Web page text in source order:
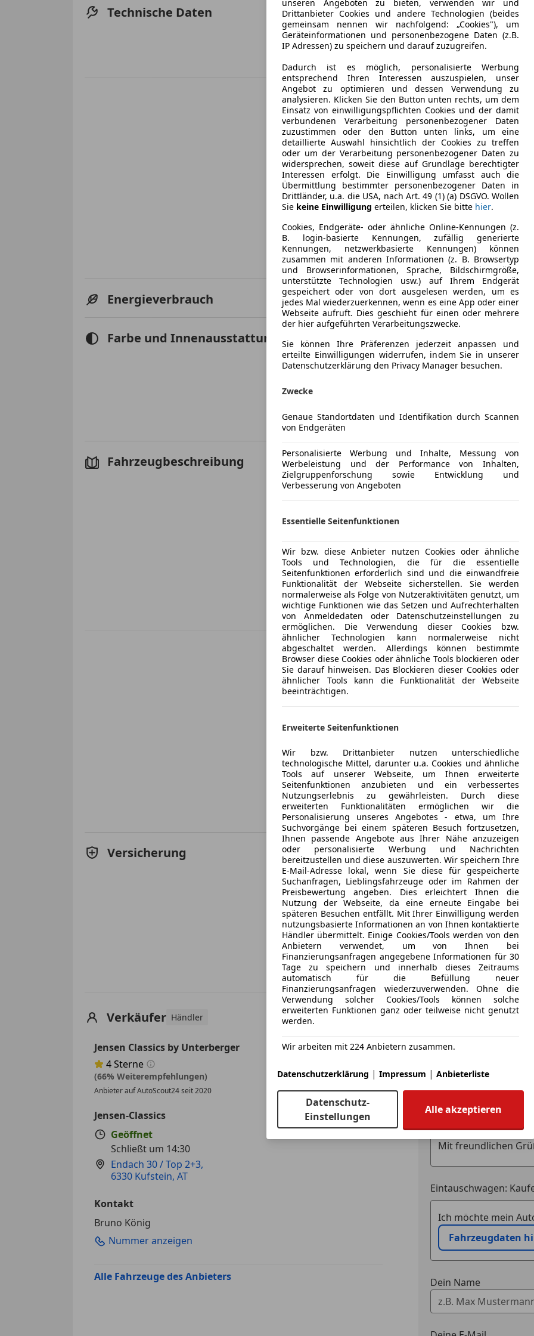
Technische Daten Leistung
125 kW
Getriebe
Hubraum
Energieverbrauch Kraftstoff Benzin
Farbe und Innenausstattung Außenfarbe
Schwarz
Farbe laut Hersteller
Innenausstattung
Sonstige
Fahrzeugbeschreibung
Sitzbezug
Sportledersitze-Grau
Verkaufen wunderschönen BMW Z1 in
nur 16.500 Kilometer.
Das Fahrzeug wurde 1991 von Denzel in Graz
Erstbesitz, der zweite Besitzer besaß das Fahrzeug
Kilometer sind nachweislich echt, das letzte Service
Zahnriemenwechsel erfolgte 2025 bei 16.200
vor.
Der Z1 hat nur wenige Gebrauchsspuren und
Zustand. Die Technik funktioniert perfekt und wirkt
fährt Neuwagenähnlich. Bordmappe inklusive
Serviceheft ist ebenso vorhanden wie, beide
Rechnungen und einige Testberichte aus diversen
Für weitere Fragen stehen wir gerne zur Verfügung.
Mehr anzeigen
Versicherung Kfz-Versicherung
Versicherungsschutz an Ihre Bedürfnisse
Freischaden-Gutschein ab Stufe 0
Auto einfach online versichern & Rabatt holen
Jetzt berechnen
Verkäufer Händler
Jensen Classics by Unterberger
Sternebewertung 4 von 5
4Sterne
(66% Weiterempfehlungen)
Anbieter auf AutoScout24 seit 2020
Jensen-Classics
Geöffnet
Schließt um 14:30
Endach 30 / Top 2+3,
6330 Kufstein, AT
Kontakt
Bruno König
Nummer anzeigen
Alle Fahrzeuge des Anbieters
Anbieter
Deine Nachricht
Eintauschwagen:
Ich möchte mein
Fahrzeugdaten
Dein Name
unseren Angeboten zu bieten, verwenden wir und
Drittanbieter Cookies und andere Technologien (beides
gemeinsam nennen wir nachfolgend: „Cookies"), um
Geräteinformationen und personenbezogene Daten (z.B.
IP Adressen) zu speichern und darauf zuzugreifen.
Dadurch ist es möglich, personalisierte Werbung
entsprechend Ihren Interessen auszuspielen, unser
Angebot zu optimieren und dessen Verwendung zu
analysieren. Klicken Sie den Button unten rechts, um dem
Einsatz von einwilligungspflichten Cookies und der damit
verbundenen Verarbeitung personenbezogener Daten
zuzustimmen oder den Button unten links, um eine
detaillierte Auswahl hinsichtlich der Cookies zu treffen
oder um der Verarbeitung personenbezogener Daten zu
widersprechen, soweit diese auf Grundlage berechtigter
Interessen erfolgt. Die Einwilligung umfasst auch die
Übermittlung bestimmter personenbezogener Daten in
Drittländer, u.a. die USA, nach Art. 49 (1) (a) DSGVO. Wollen
Sie keine Einwilligung erteilen, klicken Sie bitte hier.
Cookies, Endgeräte- oder ähnliche Online-Kennungen (z.
B. login-basierte Kennungen, zufällig generierte
Kennungen, netzwerkbasierte Kennungen) können
zusammen mit anderen Informationen (z. B. Browsertyp
und Browserinformationen, Sprache, Bildschirmgröße,
unterstützte Technologien usw.) auf Ihrem Endgerät
gespeichert oder von dort ausgelesen werden, um es
jedes Mal wiederzuerkennen, wenn es eine App oder einer
Webseite aufruft. Dies geschieht für einen oder mehrere
der hier aufgeführten Verarbeitungszwecke.
Sie können Ihre Präferenzen jederzeit anpassen und
erteilte Einwilligungen widerrufen, indem Sie in unserer
Datenschutzerklärung den Privacy Manager besuchen.
Zwecke
Genaue Standortdaten und Identifikation durch Scannen
von Endgeräten
Personalisierte Werbung und Inhalte, Messung von
Werbeleistung und der Performance von Inhalten,
Zielgruppenforschung sowie Entwicklung und
Verbesserung von Angeboten
Essentielle Seitenfunktionen
Wir bzw. diese Anbieter nutzen Cookies oder ähnliche
Tools und Technologien, die für die essentielle
Seitenfunktionen erforderlich sind und die einwandfreie
Funktionalität der Webseite sicherstellen. Sie werden
normalerweise als Folge von Nutzeraktivitäten genutzt, um
wichtige Funktionen wie das Setzen und Aufrechterhalten
von Anmeldedaten oder Datenschutzeinstellungen zu
ermöglichen. Die Verwendung dieser Cookies bzw.
ähnlicher Technologien kann normalerweise nicht
abgeschaltet werden. Allerdings können bestimmte
Browser diese Cookies oder ähnliche Tools blockieren oder
Sie darauf hinweisen. Das Blockieren dieser Cookies oder
ähnlicher Tools kann die Funktionalität der Webseite
beeinträchtigen.
Erweiterte Seitenfunktionen
Wir bzw. Drittanbieter nutzen unterschiedliche
technologische Mittel, darunter u.a. Cookies und ähnliche
Tools auf unserer Webseite, um Ihnen erweiterte
Seitenfunktionen anzubieten und ein verbessertes
Nutzungserlebnis zu gewährleisten. Durch diese
erweiterten Funktionalitäten ermöglichen wir die
Personalisierung unseres Angebotes - etwa, um Ihre
Suchvorgänge bei einem späteren Besuch fortzusetzen,
Ihnen passende Angebote aus Ihrer Nähe anzuzeigen
oder personalisierte Werbung und Nachrichten
bereitzustellen und diese auszuwerten. Wir speichern Ihre
E-Mail-Adresse lokal, wenn Sie diese für gespeicherte
Suchanfragen, Lieblingsfahrzeuge oder im Rahmen der
Preisbewertung angeben. Dies erleichtert Ihnen die
Nutzung der Webseite, da eine erneute Eingabe bei
späteren Besuchen entfällt. Mit Ihrer Einwilligung werden
nutzungsbasierte Informationen an von Ihnen kontaktierte
Händler übermittelt. Einige Cookies/Tools werden von den
Anbietern verwendet, um von Ihnen bei
Finanzierungsanfragen angegebene Informationen für 30
Tage zu speichern und innerhalb dieses Zeitraums
automatisch für die Befüllung neuer
Finanzierungsanfragen wiederzuverwenden. Ohne die
Verwendung solcher Cookies/Tools können solche
erweiterten Funktionen ganz oder teilweise nicht genutzt
werden.
Wir arbeiten mit 224 Anbietern zusammen.
Datenschutzerklärung | Impressum | Anbieterliste
Datenschutz-
Einstellungen
Alle akzeptieren